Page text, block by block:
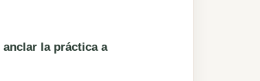
anclar la práctica a